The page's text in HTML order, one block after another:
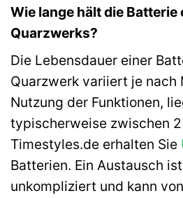
Wie lange hält die Batterie
Quarzwerks?
Die Lebensdauer einer
Quarzwerk variiert je nach
Nutzung der Funktionen,
typischerweise zwischen
Timestyles.de erhalten Sie
Batterien. Ein Austausch
unkompliziert und kann